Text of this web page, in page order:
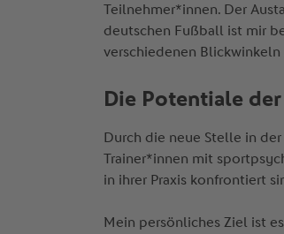
Teilnehmer*innen. Der
deutschen Fußball ist mir
verschiedenen
Die Potentiale
Durch die neue Stelle in
Trainer*innen mit
in ihrer Praxis konfrontiert
Mein persönliches Ziel ist